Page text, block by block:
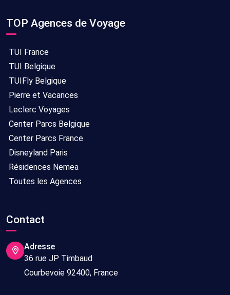
TOP Agences de Voyage
TUI France
TUI Belgique
TUIFly Belgique
Pierre et Vacances
Leclerc Voyages
Center Parcs Belgique
Center Parcs France
Disneyland Paris
Résidences Nemea
Toutes les Agences
Contact
Adresse
36 rue JP Timbaud
Courbevoie 92400, France